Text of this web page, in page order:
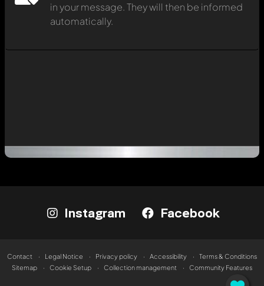
in your message. They will then be informed
automatically.
Instagram Facebook
Contact Legal Notice Privacy policy Accessibility
Terms & Conditions
Sitemap
Cookie Setup Collection management Community Features